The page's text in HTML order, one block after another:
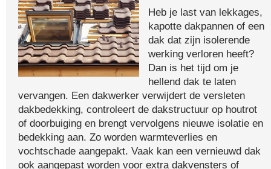
Heb je last van lekkages,
kapotte dakpannen of een
dak dat zijn isolerende
werking verloren heeft?
Dan is het tijd om je
hellend dak te laten
vervangen. Een dakwerker verwijdert de versleten
dakbedekking, controleert de dakstructuur op houtrot
of doorbuiging en brengt vervolgens nieuwe isolatie en
bedekking aan. Zo worden warmteverlies en
vochtschade aangepakt. Vaak kan een vernieuwd dak
ook aangepast worden voor extra dakvensters of